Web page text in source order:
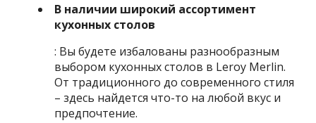
В наличии широкий ассортимент
кухонных столов
: Вы будете избалованы разнообразным
выбором кухонных столов в Leroy Merlin.
От традиционного до современного стиля
– здесь найдется что-то на любой вкус и
предпочтение.